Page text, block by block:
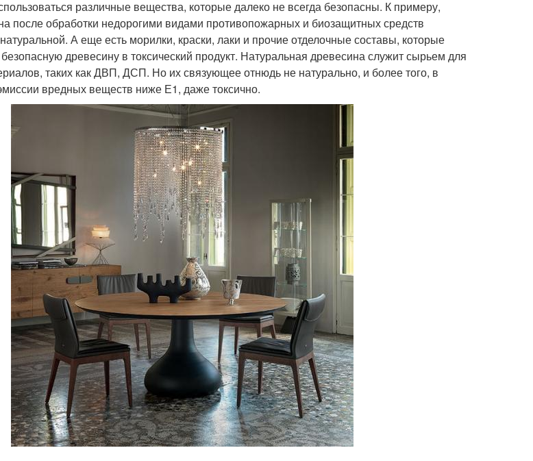
различные вещества, которые далеко не всегда безопасны. К примеру,
после обработки недорогими видами противопожарных и биозащитных средств
А еще есть морилки, краски, лаки и прочие отделочные составы, которые
древесину в токсический продукт. Натуральная древесина служит сырьем для
таких как ДВП, ДСП. Но их связующее отнюдь не натурально, и более того, в
вредных веществ ниже Е1, даже токсично.